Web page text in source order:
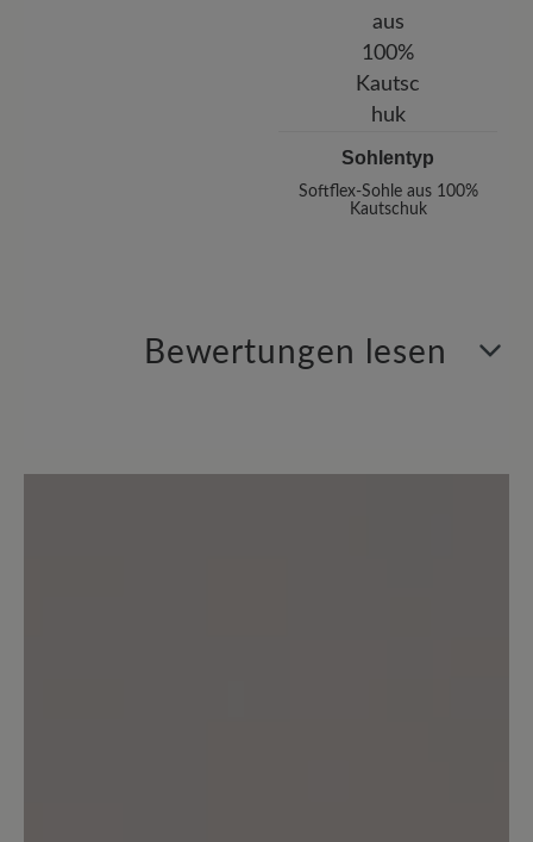
Sohlentyp
Softflex-Sohle aus 100%
Kautschuk
Bewertungen lesen